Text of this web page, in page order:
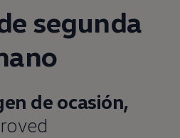
segunda
de ocasión,